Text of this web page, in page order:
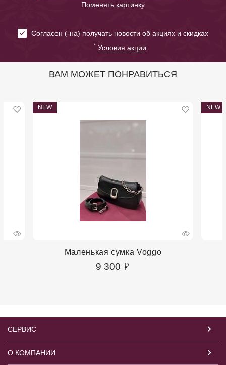
Поменять картинку
Cогласен (-на) получать новости об акциях и скидках
* Условия акции
ВАМ МОЖЕТ ПОНРАВИТЬСЯ
NEW
Маленькая сумка Voggo
9 300
NEW
СЕРВИС
О КОМПАНИИ